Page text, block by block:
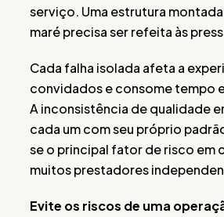
serviço. Uma estrutura
maré precisa ser refeita às
Cada falha isolada afeta a
convidados e consome tempo
A inconsistência de qualidade
cada um com seu próprio
se o principal fator de risco em
muitos prestadores
Evite os riscos de uma